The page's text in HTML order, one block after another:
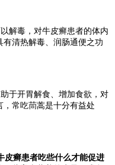
解毒，对牛皮癣患者的体内
清热解毒、润肠通便之功
于开胃解食、增加食欲，对
常吃茼蒿是十分有益处
皮癣患者吃些什么才能促进